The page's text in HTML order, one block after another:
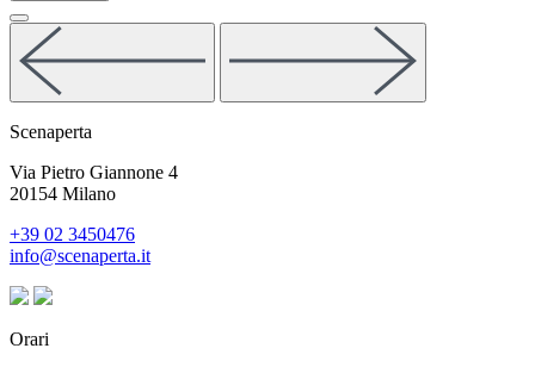
Scenaperta
Via Pietro Giannone 4
20154 Milano
+39 02 3450476
info@scenaperta.it
Orari